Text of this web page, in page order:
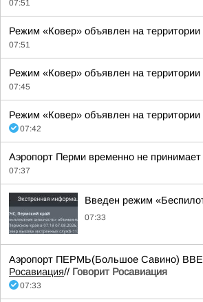
07:51
Режим «Ковер» объявлен на территории
07:51
Режим «Ковер» объявлен на территории
07:45
Режим «Ковер» объявлен на
07:42
Аэропорт Перми временно не
07:37
Введен режим
07:33
Аэропорт ПЕРМЬ(Большое Савино)
Росавиация// Говорит Росавиация
07:33